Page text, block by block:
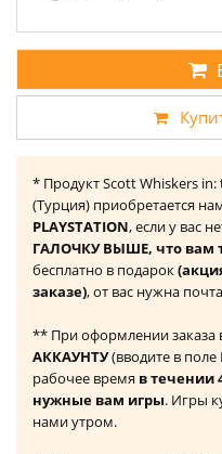
* Продукт Scott Whiskers in:
(Турция) приобретается
PLAYSTATION, если у вас
ГАЛОЧКУ ВЫШЕ, что вам
бесплатно в подарок
заказе), от вас нужна
** При оформлении заказа
АККАУНТУ(вводите в
рабочее время в течении
нужные вам игры. Игры
нами утром.